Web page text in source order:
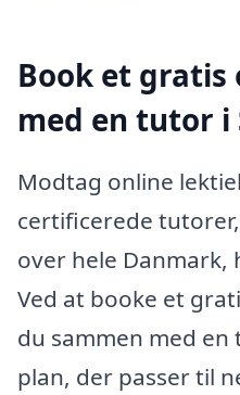
Book et
med en tutor i
Modtag online
certificerede
over hele Danmark,
Ved at booke et
du sammen med
plan, der passer til